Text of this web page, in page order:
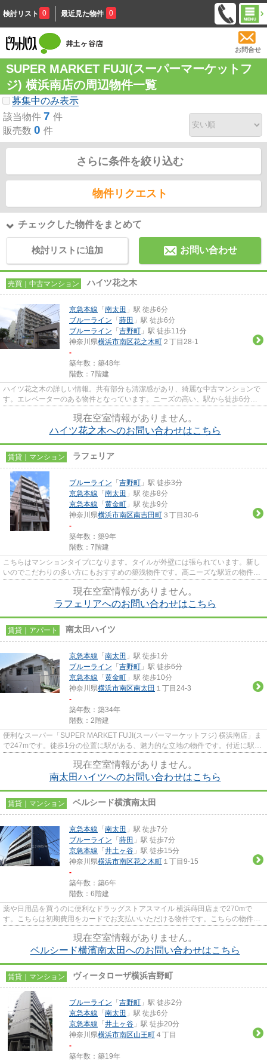
検討リスト 0 最近見た物件 0
お問合せ
SUPER MARKET FUJI(スーパーマーケットフ
ジ) 横浜南店の周辺物件一覧
募集中のみ表示
該当物件 7 件
販売数 0 件
さらに条件を絞り込む
物件リクエスト
チェックした物件をまとめて
検討リストに追加 お問い合わせ
売買｜中古マンション ハイツ花之木
京急本線 「 南太田 」駅 徒歩6分
ブルーライン 「 蒔田 」駅 徒歩6分
ブルーライン 「 吉野町 」駅 徒歩11分
神奈川県横浜市南区花之木町 ２丁目28-1
-
築年数：築48年
階数：7階建
ハイツ花之木の詳しい情報。共有部分も清潔感があり、綺麗な中古マンションで
す。エレベーターのある物件となっています。ニーズの高い、駅から徒歩6分の
現在空室情報がありません。
ハイツ花之木へのお問い合わせはこちら
賃貸｜マンション ラフェリア
ブルーライン 「 吉野町 」駅 徒歩3分
京急本線 「 南太田 」駅 徒歩8分
京急本線 「 黄金町 」駅 徒歩9分
神奈川県横浜市南区南吉田町 ３丁目30-6
-
築年数：築9年
階数：7階建
こちらはマンションタイプになります。タイルが外壁には張られています。新し
いのでこだわりの多い方にもおすすめの築浅物件です。高ニーズな駅近の物件
現在空室情報がありません。
ラフェリアへのお問い合わせはこちら
賃貸｜アパート 南太田ハイツ
京急本線 「 南太田 」駅 徒歩1分
ブルーライン 「 吉野町 」駅 徒歩6分
京急本線 「 黄金町 」駅 徒歩10分
神奈川県横浜市南区南太田 １丁目24-3
-
築年数：築34年
階数：2階建
便利なスーパー「SUPER MARKET FUJI(スーパーマーケットフジ) 横浜南店」ま
で247mです。徒歩1分の位置に駅がある、魅力的な立地の物件です。付近に駅が
現在空室情報がありません。
南太田ハイツへのお問い合わせはこちら
賃貸｜マンション ベルシード横濱南太田
京急本線 「 南太田 」駅 徒歩7分
ブルーライン 「 蒔田 」駅 徒歩7分
京急本線 「 井土ヶ谷 」駅 徒歩15分
神奈川県横浜市南区花之木町 １丁目9-15
-
築年数：築6年
階数：6階建
薬や日用品を買うのに便利なドラッグストアスマイル 横浜蒔田店まで270mで
す。こちらは初期費用をカードでお支払いいただける物件です。こちらの物件は
現在空室情報がありません。
ベルシード横濱南太田へのお問い合わせはこちら
賃貸｜マンション ヴィータローザ横浜吉野町
ブルーライン 「 吉野町 」駅 徒歩2分
京急本線 「 南太田 」駅 徒歩6分
京急本線 「 井土ヶ谷 」駅 徒歩20分
神奈川県横浜市南区山王町 ４丁目
-
築年数：築19年